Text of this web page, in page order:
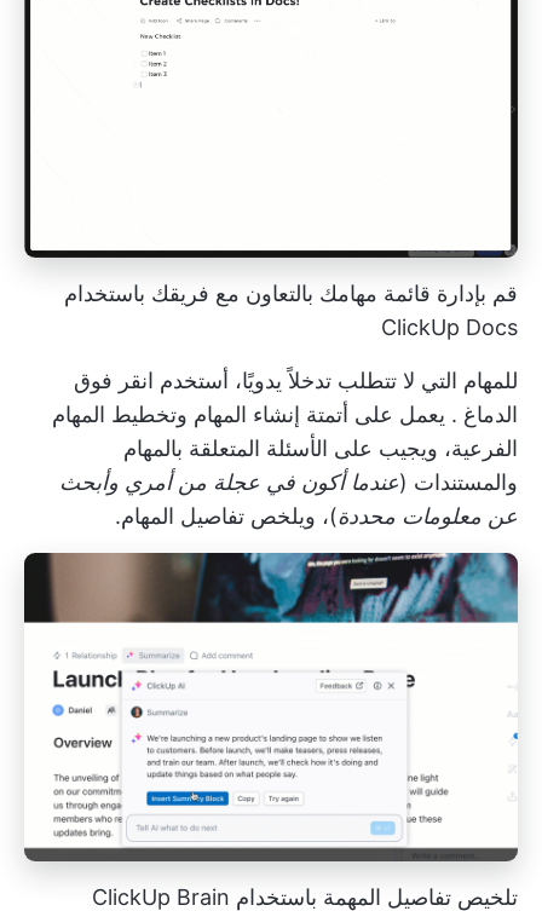
قم بإدارة قائمة مهامك بالتعاون مع فريقك باستخدام
ClickUp Docs
للمهام التي لا تتطلب تدخلاً يدويًا، أستخدم انقر فوق
الدماغ . يعمل على أتمتة إنشاء المهام وتخطيط المهام
الفرعية، ويجيب على الأسئلة المتعلقة بالمهام
والمستندات (عندما أكون في عجلة من أمري وأبحث
عن معلومات محددة)، ويلخص تفاصيل المهام.
تلخيص تفاصيل المهمة باستخدام ClickUp Brain